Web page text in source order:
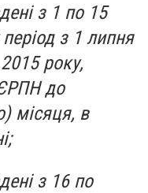
з 1 по 15
з 1 липня
року,
ЄРПН до
місяця, в
з 16 по